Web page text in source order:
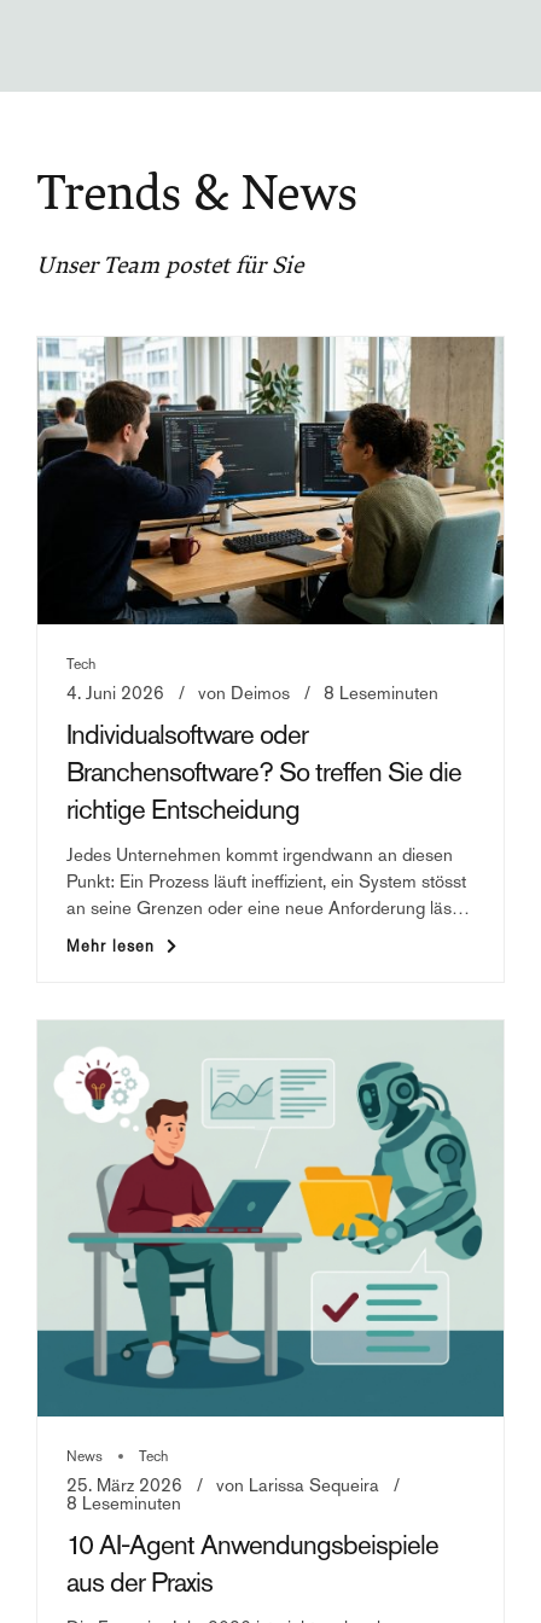
Trends & News
Unser Team postet für Sie
Tech
4. Juni 2026 von Deimos 8 Leseminuten
Individualsoftware oder
Branchensoftware? So treffen Sie die
richtige Entscheidung
Jedes Unternehmen kommt irgendwann an diesen
Punkt: Ein Prozess läuft ineffizient, ein System stösst
an seine Grenzen oder eine neue Anforderung lässt
sich mit dem bestehenden Werkzeug einfach nicht
Die Antwort hängt davon ab, was Sie wirklich
Lösung sinnvoll ist und worauf es bei der
Entscheidung ankommt.
Mehr lesen
News Tech
25. März 2026 von Larissa Sequeira
8 Leseminuten
10 AI-Agent Anwendungsbeispiele
aus der Praxis